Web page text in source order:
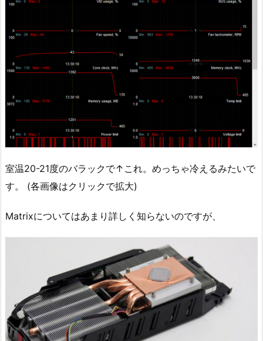
室温20-21度のバラックで↑これ。めっちゃ冷えるみたいで
す。 (各画像はクリックで拡大)
Matrixについてはあまり詳しく知らないのですが、